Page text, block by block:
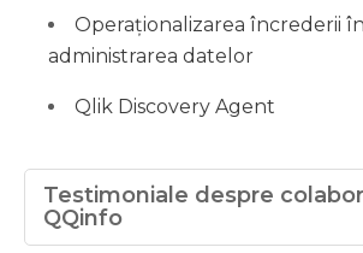
Operaționalizarea încrederii
administrarea datelor
Qlik Discovery Agent
Testimoniale despre
QQinfo